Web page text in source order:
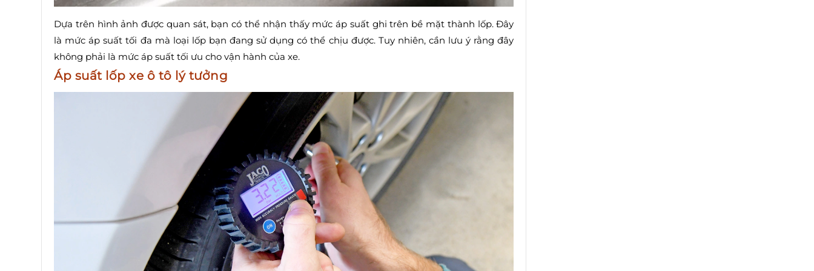
Dựa trên hình ảnh được quan sát, bạn có thể nhận thấy mức áp suất ghi trên bề mặt thành lốp. Đây
là mức áp suất tối đa mà loại lốp bạn đang sử dụng có thể chịu được. Tuy nhiên, cần lưu ý rằng đây
không phải là mức áp suất tối ưu cho vận hành của xe.
Áp suất lốp xe ô tô lý tưởng